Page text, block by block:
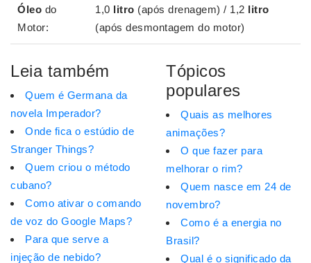
Óleo do
Motor:
1,0 litro (após drenagem) / 1,2 litro
(após desmontagem do motor)
Leia também
Quem é Germana da
novela Imperador?
Onde fica o estúdio de
Stranger Things?
Quem criou o método
cubano?
Como ativar o comando
de voz do Google Maps?
Para que serve a
injeção de nebido?
Tópicos
populares
Quais as melhores
animações?
O que fazer para
melhorar o rim?
Quem nasce em 24 de
novembro?
Como é a energia no
Brasil?
Qual é o significado da